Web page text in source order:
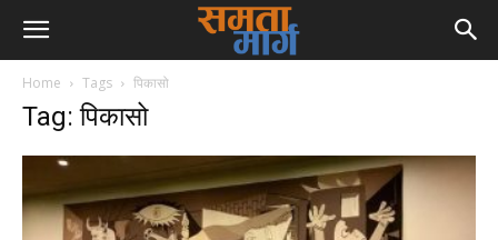
Home Tags पिकासो
Tag: पिकासो